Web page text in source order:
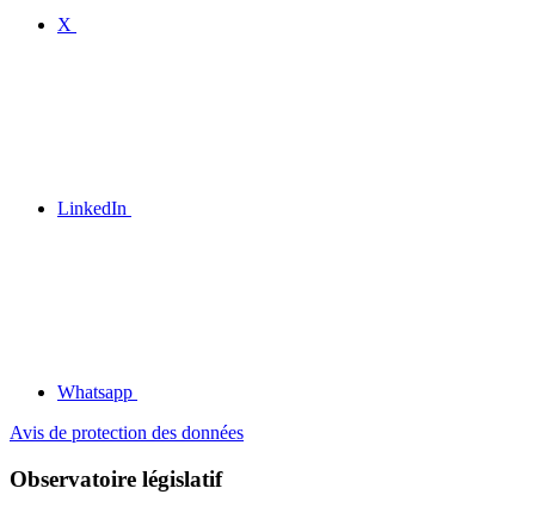
X
LinkedIn
Whatsapp
Avis de protection des données
Observatoire législatif